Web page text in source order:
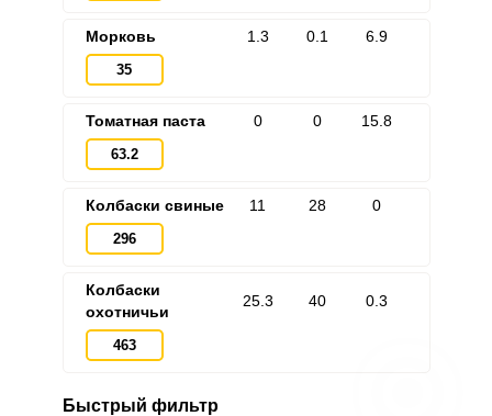
Морковь
35
1.3 0.1 6.9
Томатная паста
63.2
0 0 15.8
Колбаски свиные
296
11 28 0
Колбаски
охотничьи
463
25.3 40 0.3
Быстрый фильтр